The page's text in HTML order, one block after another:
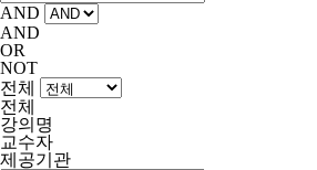
AND
AND
OR
NOT
전체
전체
강의명
교수자
제공기관